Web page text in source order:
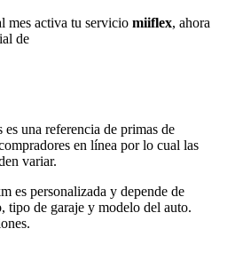
mes activa tu servicio miiflex, ahora
de
una referencia de primas de
en línea por lo cual las
variar.
es personalizada y depende de
tipo de garaje y modelo del auto.